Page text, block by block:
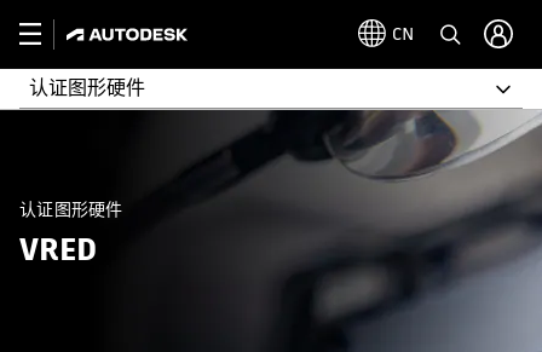
CN
认证图形硬件
认证图形硬件
VRED